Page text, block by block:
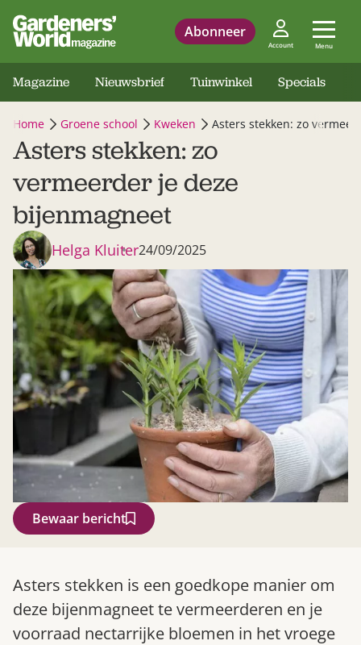
Abonneer
Account Menu
Magazine Nieuwsbrief Tuinwinkel Specials
Home Groene school Kweken Asters stekken: zo
Asters stekken: zo
vermeerder je deze
bijenmagneet
Helga Kluiter24/09/2025
Bewaar bericht
Asters stekken is een goedkope manier om
deze bijenmagneet te vermeerderen en je
voorraad nectarrijke bloemen in het vroege